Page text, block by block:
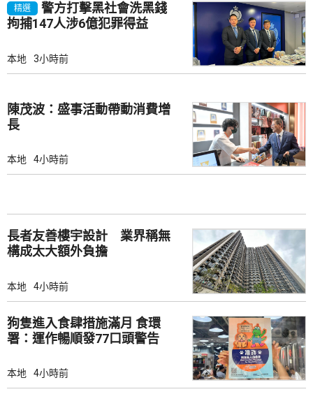
精選
警方打擊黑社會洗黑錢
拘捕147人涉6億犯罪得益
本地 3小時前
陳茂波：盛事活動帶動消費增
長
本地 4小時前
長者友善樓宇設計 業界稱無
構成太大額外負擔
本地 4小時前
狗隻進入食肆措施滿月 食環
署：運作暢順發77口頭警告
本地 4小時前